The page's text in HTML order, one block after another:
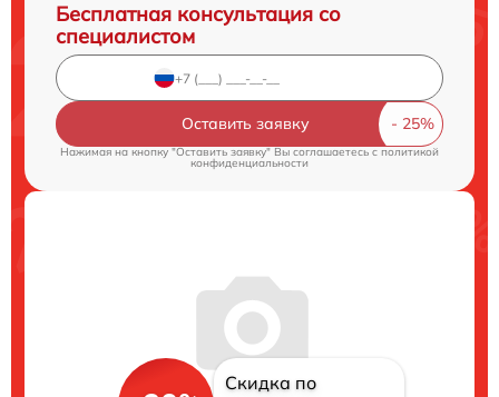
Бесплатная консультация со
специалистом
Оставить заявку
Нажимая на кнопку "Оставить заявку" Вы соглашаетесь c политикой
конфиденциальности
Скидка по